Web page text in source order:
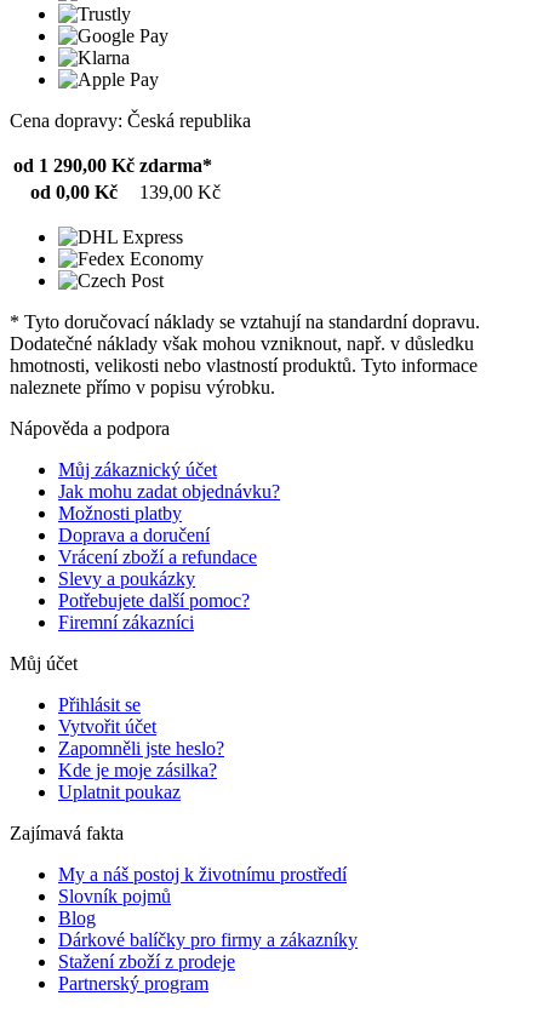
Cena dopravy: Česká republika
od 1 290,00 Kč zdarma*
od 0,00 Kč
139,00 Kč
* Tyto doručovací náklady se vztahují na standardní dopravu.
Dodatečné náklady však mohou vzniknout, např. v důsledku
hmotnosti, velikosti nebo vlastností produktů. Tyto informace
naleznete přímo v popisu výrobku.
Nápověda a podpora
Můj zákaznický účet
Jak mohu zadat objednávku?
Možnosti platby
Doprava a doručení
Vrácení zboží a refundace
Slevy a poukázky
Potřebujete další pomoc?
Firemní zákazníci
Můj účet
Přihlásit se
Vytvořit účet
Zapomněli jste heslo?
Kde je moje zásilka?
Uplatnit poukaz
Zajímavá fakta
My a náš postoj k životnímu prostředí
Slovník pojmů
Blog
Dárkové balíčky pro firmy a zákazníky
Stažení zboží z prodeje
Partnerský program